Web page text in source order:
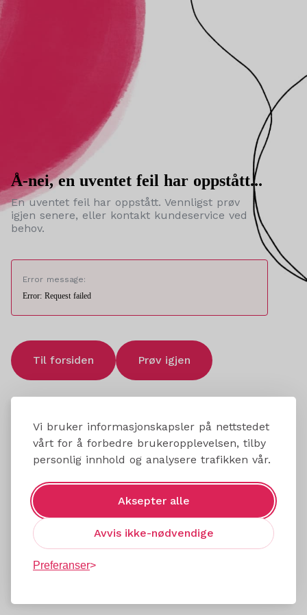
Vi bruker informasjonskapsler på nettstedet
vårt for å forbedre brukeropplevelsen, tilby
personlig innhold og analysere trafikken vår.
Aksepter alle
Avvis ikke-nødvendige
Preferanser
Å-nei, en uventet feil har oppstått...
En uventet feil har oppstått. Vennligst prøv
igjen senere, eller kontakt kundeservice ved
behov.
Error message:
Error: Request failed
Til forsiden Prøv igjen